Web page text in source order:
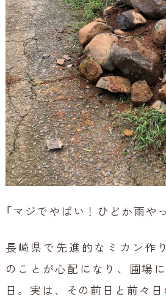
「マジでやばい！ひどか雨や
長崎県で先進的なミカン作
のことが心配になり、圃場
日。実は、その前日と前々日